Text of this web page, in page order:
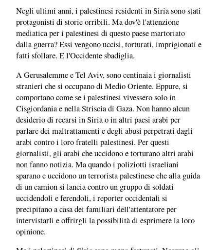
Negli ultimi anni, i palestinesi residenti in Siria sono stati
protagonisti di storie orribili. Ma dov'è l'attenzione
mediatica per i palestinesi di questo paese martoriato
dalla guerra? Essi vengono uccisi, torturati, imprigionati e
fatti sfollare. E l'Occidente sbadiglia.
A Gerusalemme e Tel Aviv, sono centinaia i giornalisti
stranieri che si occupano di Medio Oriente. Eppure, si
comportano come se i palestinesi vivessero solo in
Cisgiordania e nella Striscia di Gaza. Non hanno alcun
desiderio di recarsi in Siria o in altri paesi arabi per
parlare dei maltrattamenti e degli abusi perpetrati dagli
arabi contro i loro fratelli palestinesi. Per questi
giornalisti, gli arabi che uccidono e torturano altri arabi
non fanno notizia. Ma quando i poliziotti israeliani
sparano e uccidono un terrorista palestinese che alla guida
di un camion si lancia contro un gruppo di soldati
uccidendoli e ferendoli, i reporter occidentali si
precipitano a casa dei familiari dell'attentatore per
intervistarli e offrirgli la possibilità di esprimere la loro
opinione.